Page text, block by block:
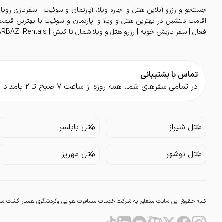
جستجو و رزرو آنلاین هتل و اجاره ویلا، آپارتمان و سوئیت | سفربازی
فعال | سفر بازیش خوبه | رزرو هتل و ویلا شمال تا کیش | SAFARBAZI Rentals
تماس با پشتیبانی
در تمامی سفر‌های شما، همه روزه از ساعت ۷ صبح تا ۲ بامداد در کنار شما هستیم.
متل شیراز متل بابلسر
متل نوشهر متل مهریز
کلیه حقوق این سایت متعلق به شرکت خدمات مسافرت هوایی وگردشگری همیار گشت